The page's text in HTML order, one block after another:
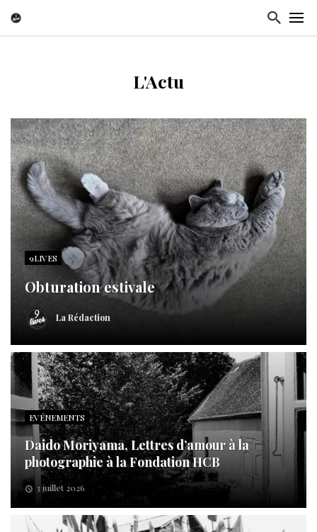
L'Actu
9LIVES
Obturation estivale
La Rédaction
EVÉNEMENTS
Daido Moriyama, Lettres d’amour à la
photographie à la Fondation HCB
3 juillet 2026